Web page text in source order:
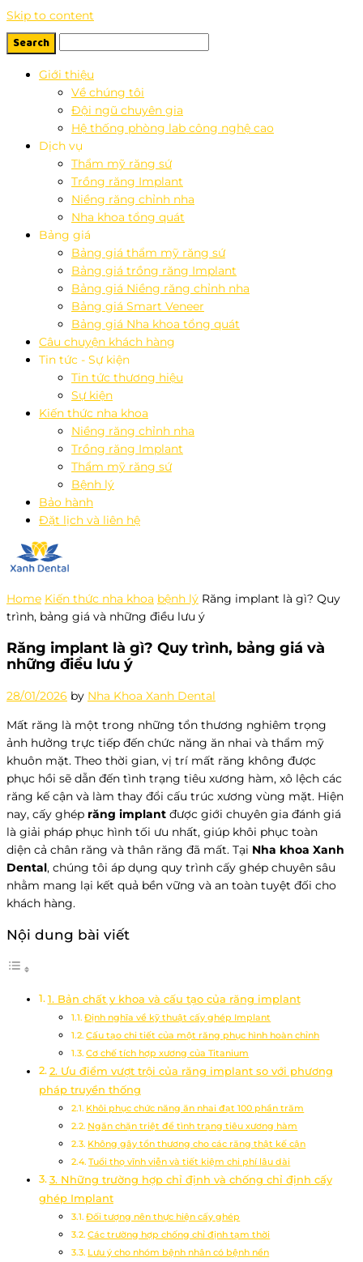
Skip to content
Giới thiệu
Về chúng tôi
Đội ngũ chuyên gia
Hệ thống phòng lab công nghệ cao
Dịch vụ
Thẩm mỹ răng sứ
Trồng răng Implant
Niềng răng chỉnh nha
Nha khoa tổng quát
Bảng giá
Bảng giá thẩm mỹ răng sứ
Bảng giá trồng răng Implant
Bảng giá Niềng răng chỉnh nha
Bảng giá Smart Veneer
Bảng giá Nha khoa tổng quát
Câu chuyện khách hàng
Tin tức - Sự kiện
Tin tức thương hiệu
Sự kiện
Kiến thức nha khoa
Niềng răng chỉnh nha
Trồng răng Implant
Thẩm mỹ răng sứ
Bệnh lý
Bảo hành
Đặt lịch và liên hệ
Home Kiến thức nha khoa bệnh lý Răng implant là gì? Quy
trình, bảng giá và những điều lưu ý
Răng implant là gì? Quy trình, bảng giá và
những điều lưu ý
28/01/2026 by Nha Khoa Xanh Dental
Mất răng là một trong những tổn thương nghiêm trọng
ảnh hưởng trực tiếp đến chức năng ăn nhai và thẩm mỹ
khuôn mặt. Theo thời gian, vị trí mất răng không được
phục hồi sẽ dẫn đến tình trạng tiêu xương hàm, xô lệch các
răng kế cận và làm thay đổi cấu trúc xương vùng mặt. Hiện
nay, cấy ghép răng implant được giới chuyên gia đánh giá
là giải pháp phục hình tối ưu nhất, giúp khôi phục toàn
diện cả chân răng và thân răng đã mất. Tại Nha khoa Xanh
Dental, chúng tôi áp dụng quy trình cấy ghép chuyên sâu
nhằm mang lại kết quả bền vững và an toàn tuyệt đối cho
khách hàng.
Nội dung bài viết
1. Bản chất y khoa và cấu tạo của răng implant
Định nghĩa về kỹ thuật cấy ghép Implant
Cấu tạo chi tiết của một răng phục hình hoàn chỉnh
Cơ chế tích hợp xương của Titanium
2. Ưu điểm vượt trội của răng implant so với phương
pháp truyền thống
Khôi phục chức năng ăn nhai đạt 100 phần trăm
Ngăn chặn triệt để tình trạng tiêu xương hàm
Không gây tổn thương cho các răng thật kế cận
Tuổi thọ vĩnh viễn và tiết kiệm chi phí lâu dài
3. Những trường hợp chỉ định và chống chỉ định cấy
ghép Implant
Đối tượng nên thực hiện cấy ghép
Các trường hợp chống chỉ định tạm thời
Lưu ý cho nhóm bệnh nhân có bệnh nền